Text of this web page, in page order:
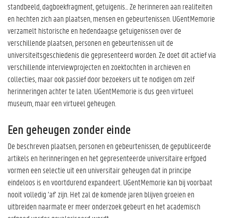
standbeeld, dagboekfragment, getuigenis... Ze herinneren aan realiteiten
en hechten zich aan plaatsen, mensen en gebeurtenissen. UGentMemorie
verzamelt historische en hedendaagse getuigenissen over de
verschillende plaatsen, personen en gebeurtenissen uit de
universiteitsgeschiedenis die gepresenteerd worden. Ze doet dit actief via
verschillende interviewprojecten en zoektochten in archieven en
collecties, maar ook passief door bezoekers uit te nodigen om zelf
herinneringen achter te laten. UGentMemorie is dus geen virtueel
museum, maar een virtueel geheugen.
Een geheugen zonder einde
De beschreven plaatsen, personen en gebeurtenissen, de gepubliceerde
artikels en herinneringen en het gepresenteerde universitaire erfgoed
vormen een selectie uit een universitair geheugen dat in principe
eindeloos is en voortdurend expandeert. UGentMemorie kan bij voorbaat
nooit volledig ‘af’ zijn. Het zal de komende jaren blijven groeien en
uitbreiden naarmate er meer onderzoek gebeurt en het academisch